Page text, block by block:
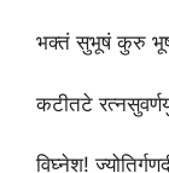
भक्तं सुभूषं कुरु
कटीतटे
विघ्नेश!